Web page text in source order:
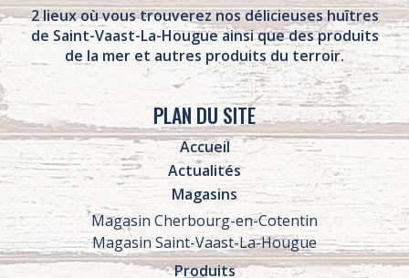
2 lieux où vous trouverez nos délicieuses huîtres
de Saint-Vaast-La-Hougue ainsi que des produits
de la mer et autres produits du terroir.
PLAN DU SITE
Accueil
Actualités
Magasins
Magasin Cherbourg-en-Cotentin
Magasin Saint-Vaast-La-Hougue
Produits